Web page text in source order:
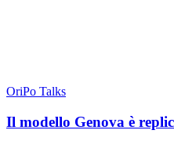
OriPo Talks
Il modello Genova è